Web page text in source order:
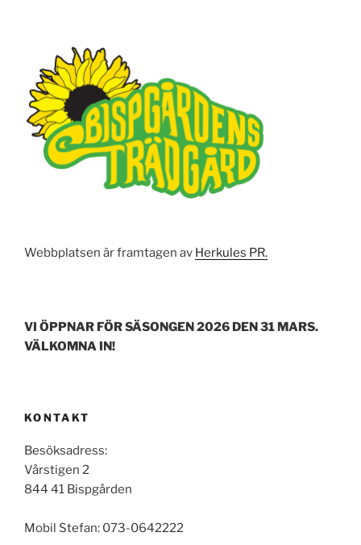
Webbplatsen är framtagen av Herkules PR.
VI ÖPPNAR FÖR SÄSONGEN 2026 DEN 31 MARS.
VÄLKOMNA IN!
KONTAKT
Besöksadress:
Vårstigen 2
844 41 Bispgården
Mobil Stefan: 073-0642222